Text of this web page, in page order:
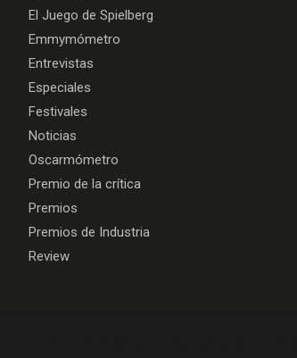
El Juego de Spielberg
Emmymómetro
Entrevistas
Especiales
Festivales
Noticias
Oscarmómetro
Premio de la crítica
Premios
Premios de Industria
Review